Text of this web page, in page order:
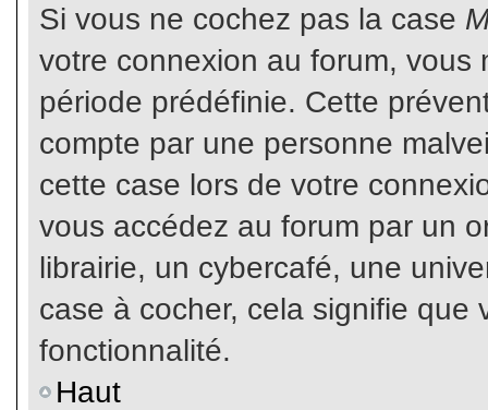
Si vous ne cochez pas la case
votre connexion au forum,
période prédéfinie. Cette
compte par une personne
cette case lors de votre
vous accédez au forum par un
librairie, un cybercafé, une
case à cocher, cela signifie que
fonctionnalité.
Haut